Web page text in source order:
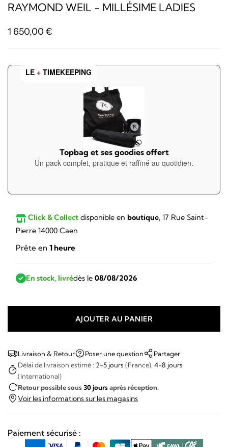
RAYMOND WEIL - MILLÉSIME LADIES
1 650,00 €
LE + TIMEKEEPING
Topbag et ses goodies offert
Un pack complet, pratique et raffiné au quotidien.
Click & Collect disponible en boutique, 17 Rue Saint-
Pierre 14000 Caen
Prête en 1 heure
En stock, livrédès le 08/08/2026
Raymond
Weil
Millésime
Ladies
AJOUTER AU PANIER
Livraison & Retour Poser une question
Partager
Délai de livraison estimé : 2-5 jours (France), 4-8 jours
(International)
Retour possible sous30 joursaprès réception.
Voir les informations sur les magasins
Paiement sécurisé :